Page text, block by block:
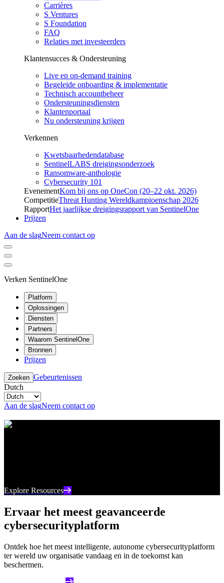
Carrières
S Ventures
S Foundation
FAQ
Relaties met investeerders
Klantensucces & Ondersteuning
Live en on-demand training
Begeleide onboarding & implementatie
Technisch accountbeheer
Ondersteuningsdiensten
Klantenportaal
Nu ondersteuning krijgen
Verkennen
Kwetsbaarhedendatabase
SentinelLABS dreigingsonderzoek
Ransomware-anthologie
Cybersecurity 101
EvenementKom bij ons op OneCon (20–22 okt. 2026)
CompetitieThreat Hunting Wereldkampioenschap 2026
RapportHet jaarlijkse dreigingsrapport van SentinelOne
Prijzen
Aan de slagNeem contact op
Verken SentinelOne
Platform
Oplossingen
Diensten
Partners
Waarom SentinelOne
Bronnen
Prijzen
Zoeken Gebeurtenissen
Dutch
Aan de slagNeem contact op
Resource Center
Explore Resources
Ervaar het meest geavanceerde
cybersecurityplatform
Ontdek hoe het meest intelligente, autonome cybersecurityplatform
ter wereld uw organisatie vandaag en in de toekomst kan
beschermen.